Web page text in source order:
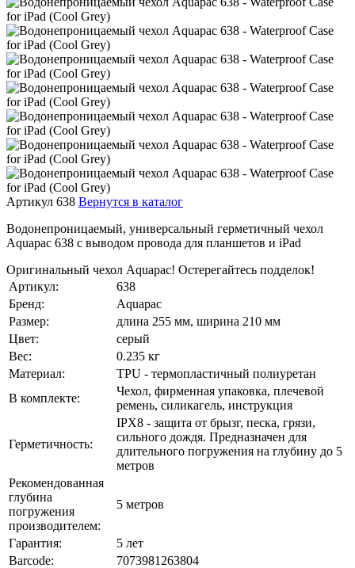
Артикул 638 Вернутся в каталог
Водонепроницаемый, универсальный герметичный чехол
Aquapac 638 с выводом провода для планшетов и iPad
Оригинальный чехол Aquapac! Остерегайтесь подделок!
Артикул:
638
Бренд:
Aquapac
Размер:
длина 255 мм, ширина 210 мм
Цвет:
серый
Вес:
0.235 кг
Материал:
TPU - термопластичный полиуретан
В комплекте:
Чехол, фирменная упаковка, плечевой
ремень, силикагель, инструкция
Герметичность:
IPX8 - защита от брызг, песка, грязи,
сильного дождя. Предназначен для
длительного погружения на глубину до 5
метров
Рекомендованная
глубина
погружения
производителем:
5 метров
Гарантия:
5 лет
Barcode:
7073981263804